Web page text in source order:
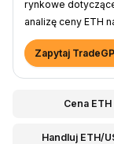
rynkowe
analizę ceny ETH
Zapytaj
Cena ETH
Handluj ETH/